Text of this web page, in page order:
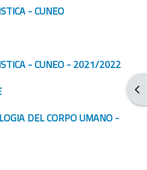
- CUNEO
- CUNEO - 2021/2022
DEL CORPO UMANO -